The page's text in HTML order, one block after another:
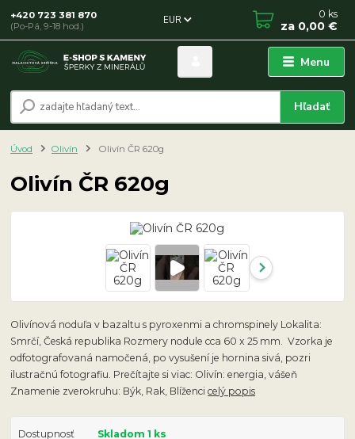
Menu
EUR
Hľadať
+420 723 381 870
(Po-Pá, 9-18 hod.)
0 ks
za 0,00 €
Úvod Olivín Olivín ČR 620g
Olivín ČR 620g
Olivínová noduľa v bazaltu s pyroxenmi a chromspinely Lokalita:
Smrčí, Česká republika Rozmery nodule cca 60 x 25 mm. Vzorka je
odfotografovaná namočená, po vysušení je hornina sivá, pozri
ilustračnú fotografiu. Prečítajte si viac: Olivín: energia, vášeň
Znamenie zverokruhu: Býk, Rak, Blížencicelý popis
Dostupnosť Skladom 1 ks